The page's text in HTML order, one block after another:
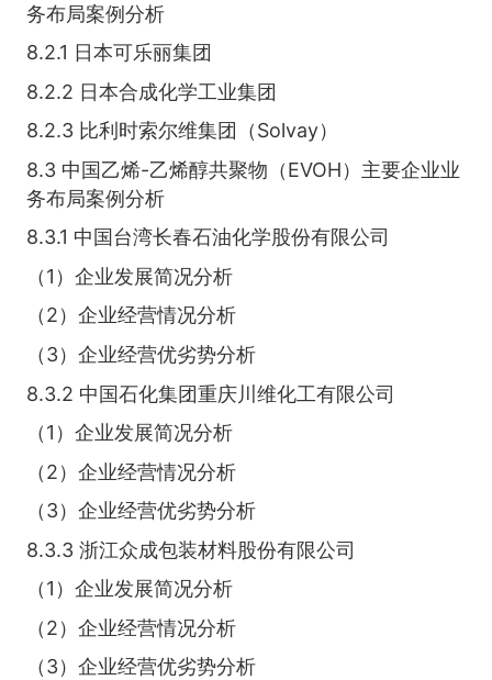
务布局案例分析
8.2.1 日本可乐丽集团
8.2.2 日本合成化学工业集团
8.2.3 比利时索尔维集团（Solvay）
8.3 中国乙烯-乙烯醇共聚物（EVOH）主要企业业
务布局案例分析
8.3.1 中国台湾长春石油化学股份有限公司
（1）企业发展简况分析
（2）企业经营情况分析
（3）企业经营优劣势分析
8.3.2 中国石化集团重庆川维化工有限公司
（1）企业发展简况分析
（2）企业经营情况分析
（3）企业经营优劣势分析
8.3.3 浙江众成包装材料股份有限公司
（1）企业发展简况分析
（2）企业经营情况分析
（3）企业经营优劣势分析